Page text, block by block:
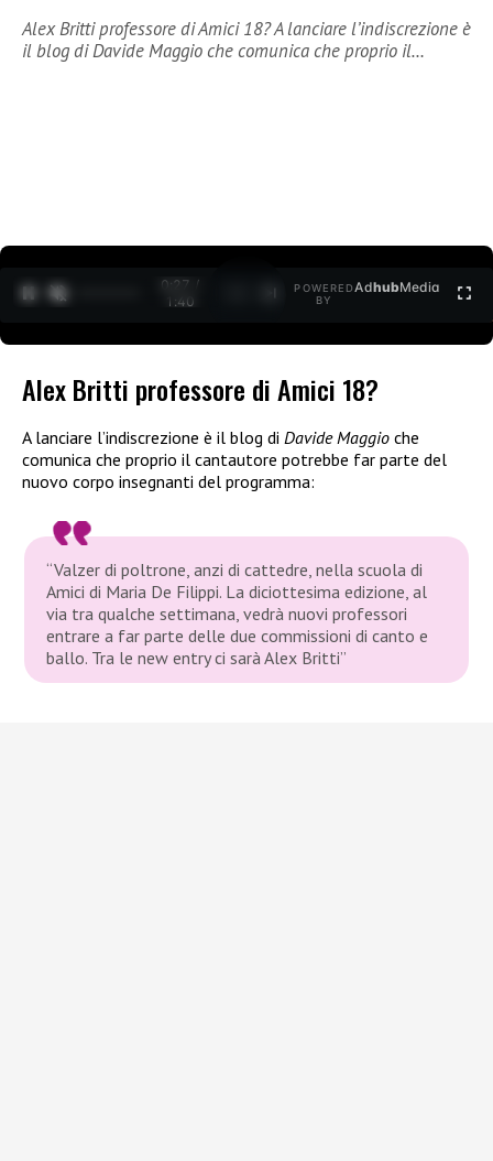
Alex Britti professore di Amici 18? A lanciare l’indiscrezione è
il blog di Davide Maggio che comunica che proprio il…
0:27 /
1:40
POWERED
BY
AdhubMedia
Alex Britti professore di Amici 18?
A lanciare l’indiscrezione è il blog di Davide Maggio che
comunica che proprio il cantautore potrebbe far parte del
nuovo corpo insegnanti del programma:
“Valzer di poltrone, anzi di cattedre, nella scuola di
Amici di Maria De Filippi. La diciottesima edizione, al
via tra qualche settimana, vedrà nuovi professori
entrare a far parte delle due commissioni di canto e
ballo. Tra le new entry ci sarà Alex Britti”